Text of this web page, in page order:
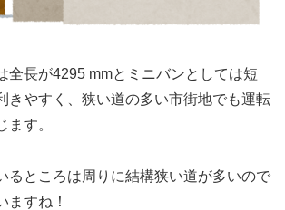
全長が4295 mmとミニバンとしては短
きやすく、狭い道の多い市街地でも運転
ます。
るところは周りに結構狭い道が多いので
ますね！